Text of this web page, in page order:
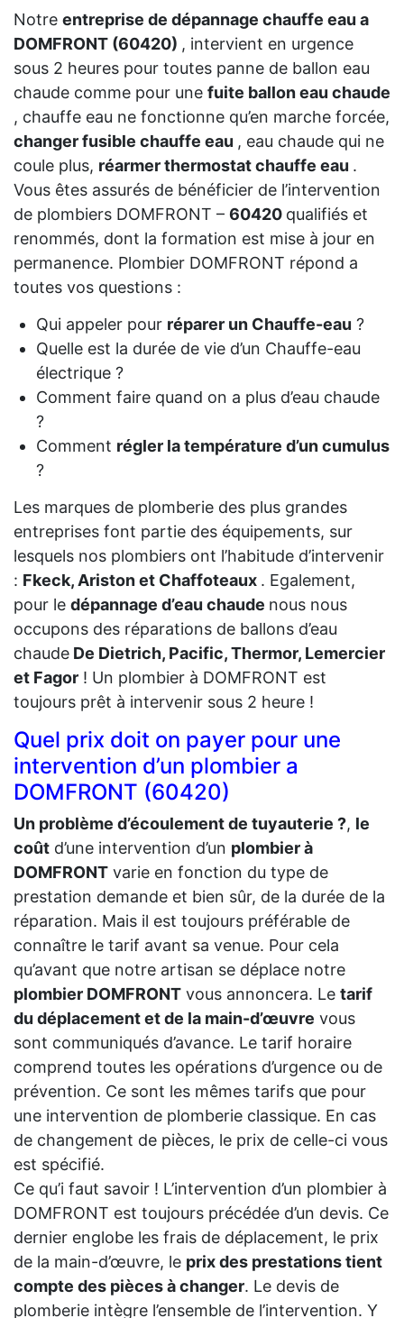
Notre entreprise de dépannage chauffe eau a
DOMFRONT (60420) , intervient en urgence
sous 2 heures pour toutes panne de ballon eau
chaude comme pour une fuite ballon eau chaude
, chauffe eau ne fonctionne qu’en marche forcée,
changer fusible chauffe eau , eau chaude qui ne
coule plus, réarmer thermostat chauffe eau .
Vous êtes assurés de bénéficier de l’intervention
de plombiers DOMFRONT – 60420 qualifiés et
renommés, dont la formation est mise à jour en
permanence. Plombier DOMFRONT répond a
toutes vos questions :
Qui appeler pour réparer un Chauffe-eau ?
Quelle est la durée de vie d’un Chauffe-eau
électrique ?
Comment faire quand on a plus d’eau chaude
?
Comment régler la température d’un cumulus
?
Les marques de plomberie des plus grandes
entreprises font partie des équipements, sur
lesquels nos plombiers ont l’habitude d’intervenir
: Fkeck, Ariston et Chaffoteaux . Egalement,
pour le dépannage d’eau chaude nous nous
occupons des réparations de ballons d’eau
chaude De Dietrich, Pacific, Thermor, Lemercier
et Fagor ! Un plombier à DOMFRONT est
toujours prêt à intervenir sous 2 heure !
Quel prix doit on payer pour une
intervention d’un plombier a
DOMFRONT (60420)
Un problème d’écoulement de tuyauterie ?, le
coût d’une intervention d’un plombier à
DOMFRONT varie en fonction du type de
prestation demande et bien sûr, de la durée de la
réparation. Mais il est toujours préférable de
connaître le tarif avant sa venue. Pour cela
qu’avant que notre artisan se déplace notre
plombier DOMFRONT vous annoncera. Le tarif
du déplacement et de la main-d’œuvre vous
sont communiqués d’avance. Le tarif horaire
comprend toutes les opérations d’urgence ou de
prévention. Ce sont les mêmes tarifs que pour
une intervention de plomberie classique. En cas
de changement de pièces, le prix de celle-ci vous
est spécifié.
Ce qu’i faut savoir ! L’intervention d’un plombier à
DOMFRONT est toujours précédée d’un devis. Ce
dernier englobe les frais de déplacement, le prix
de la main-d’œuvre, le prix des prestations tient
compte des pièces à changer. Le devis de
plomberie intègre l’ensemble de l’intervention. Y